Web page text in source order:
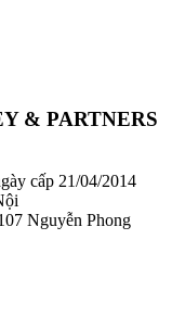
& PARTNERS
cấp 21/04/2014
Nguyễn Phong